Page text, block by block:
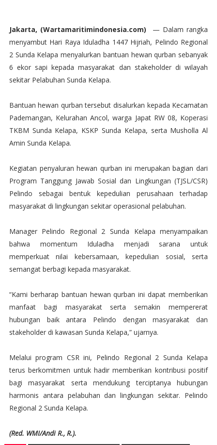
Jakarta, (Wartamaritimindonesia.com)
— Dalam rangka
menyambut Hari Raya Iduladha 1447 Hijriah, Pelindo Regional
2 Sunda Kelapa menyalurkan bantuan hewan qurban sebanyak
6 ekor sapi kepada masyarakat dan stakeholder di wilayah
sekitar Pelabuhan Sunda Kelapa.
Bantuan hewan qurban tersebut disalurkan kepada Kecamatan
Pademangan, Kelurahan Ancol, warga Japat RW 08, Koperasi
TKBM Sunda Kelapa, KSKP Sunda Kelapa, serta Musholla Al
Amin Sunda Kelapa.
Kegiatan penyaluran hewan qurban ini merupakan bagian dari
Program Tanggung Jawab Sosial dan Lingkungan (TJSL/CSR)
Pelindo sebagai bentuk kepedulian perusahaan terhadap
masyarakat di lingkungan sekitar operasional pelabuhan.
Manager Pelindo Regional 2 Sunda Kelapa menyampaikan
bahwa momentum Iduladha menjadi sarana untuk
memperkuat nilai kebersamaan, kepedulian sosial, serta
semangat berbagi kepada masyarakat.
“Kami berharap bantuan hewan qurban ini dapat memberikan
manfaat bagi masyarakat serta semakin mempererat
hubungan baik antara Pelindo dengan masyarakat dan
stakeholder di kawasan Sunda Kelapa,” ujarnya.
Melalui program CSR ini, Pelindo Regional 2 Sunda Kelapa
terus berkomitmen untuk hadir memberikan kontribusi positif
bagi masyarakat serta mendukung terciptanya hubungan
harmonis antara pelabuhan dan lingkungan sekitar. Pelindo
Regional 2 Sunda Kelapa.
(Red. WMI/Andi R., R.).